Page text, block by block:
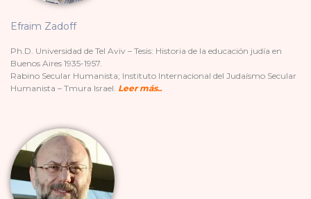
Efraim Zadoff​
Ph.D. Universidad de Tel Aviv – Tesis: Historia de la educación judía en
Buenos Aires 1935-1957.
Rabino Secular Humanista; Instituto Internacional del Judaísmo Secular
Humanista – Tmura Israel. Leer más..